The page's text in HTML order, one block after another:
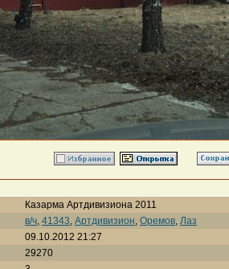
Казарма Артдивизиона 2011
в/ч, 41343, Артдивизион, Оремов, Лаз
09.10.2012 21:27
29270